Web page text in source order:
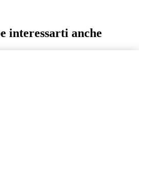
interessarti anche